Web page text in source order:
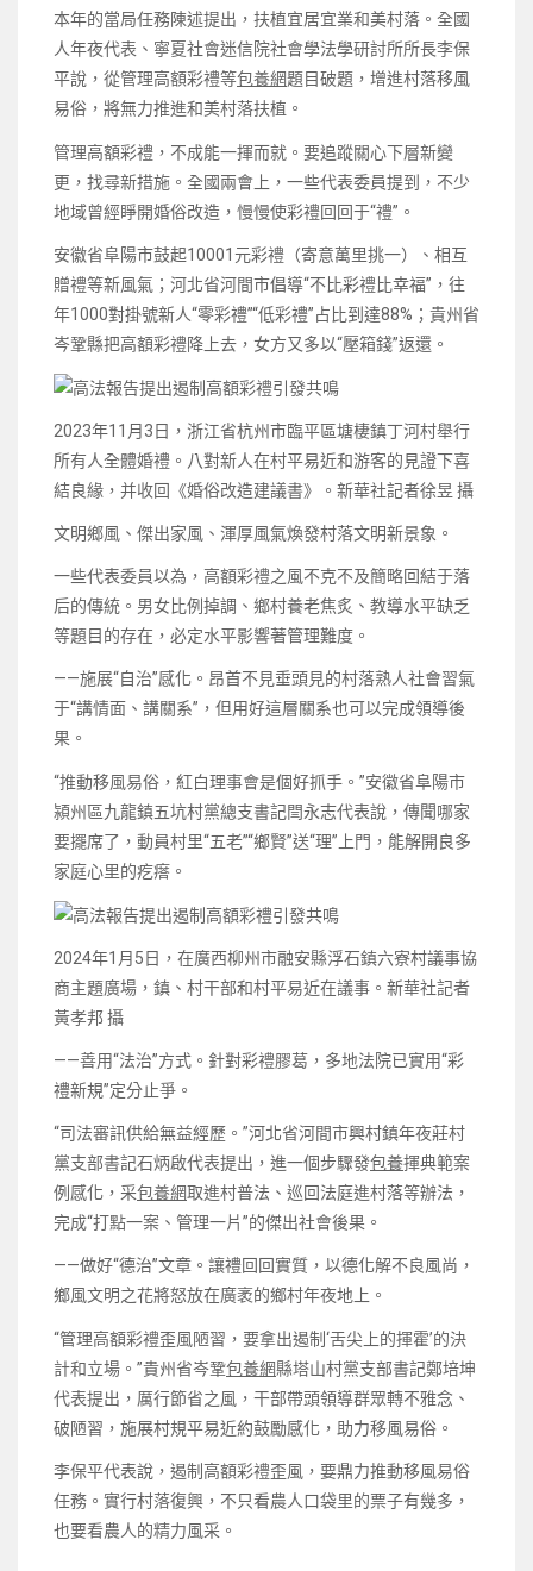
本年的當局任務陳述提出，扶植宜居宜業和美村落。全國
人年夜代表、寧夏社會迷信院社會學法學研討所所長李保
平說，從管理高額彩禮等包養網題目破題，增進村落移風
易俗，將無力推進和美村落扶植。
管理高額彩禮，不成能一揮而就。要追蹤關心下層新變
更，找尋新措施。全國兩會上，一些代表委員提到，不少
地域曾經睜開婚俗改造，慢慢使彩禮回回于“禮”。
安徽省阜陽市鼓起10001元彩禮（寄意萬里挑一）、相互
贈禮等新風氣；河北省河間市倡導“不比彩禮比幸福”，往
年1000對掛號新人“零彩禮”“低彩禮”占比到達88%；貴州省
岑鞏縣把高額彩禮降上去，女方又多以“壓箱錢”返還。
2023年11月3日，浙江省杭州市臨平區塘棲鎮丁河村舉行
所有人全體婚禮。八對新人在村平易近和游客的見證下喜
結良緣，并收回《婚俗改造建議書》。新華社記者徐昱 攝
文明鄉風、傑出家風、渾厚風氣煥發村落文明新景象。
一些代表委員以為，高額彩禮之風不克不及簡略回結于落
后的傳統。男女比例掉調、鄉村養老焦炙、教導水平缺乏
等題目的存在，必定水平影響著管理難度。
——施展“自治”感化。昂首不見垂頭見的村落熟人社會習氣
于“講情面、講關系”，但用好這層關系也可以完成領導後
果。
“推動移風易俗，紅白理事會是個好抓手。”安徽省阜陽市
潁州區九龍鎮五坑村黨總支書記閆永志代表說，傳聞哪家
要擺席了，動員村里“五老”“鄉賢”送“理”上門，能解開良多
家庭心里的疙瘩。
2024年1月5日，在廣西柳州市融安縣浮石鎮六寮村議事協
商主題廣場，鎮、村干部和村平易近在議事。新華社記者
黃孝邦 攝
——善用“法治”方式。針對彩禮膠葛，多地法院已實用“彩
禮新規”定分止爭。
“司法審訊供給無益經歷。”河北省河間市興村鎮年夜莊村
黨支部書記石炳啟代表提出，進一個步驟發包養揮典範案
例感化，采包養網取進村普法、巡回法庭進村落等辦法，
完成“打點一案、管理一片”的傑出社會後果。
——做好“德治”文章。讓禮回回實質，以德化解不良風尚，
鄉風文明之花將怒放在廣袤的鄉村年夜地上。
“管理高額彩禮歪風陋習，要拿出遏制‘舌尖上的揮霍’的決
計和立場。”貴州省岑鞏包養網縣塔山村黨支部書記鄭培坤
代表提出，厲行節省之風，干部帶頭領導群眾轉不雅念、
破陋習，施展村規平易近約鼓勵感化，助力移風易俗。
李保平代表說，遏制高額彩禮歪風，要鼎力推動移風易俗
任務。實行村落復興，不只看農人口袋里的票子有幾多，
也要看農人的精力風采。